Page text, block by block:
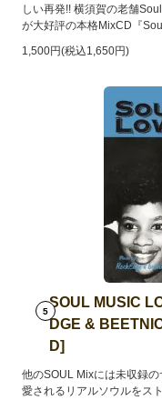
しい再発!! 横須賀の老舗
が大好評の本格MixCD『
1,500円(税込1,650円)
5
SOUL MUSIC
DGE &
D]
他のSOUL Mixには未収録
愛されるリアルソウルをス